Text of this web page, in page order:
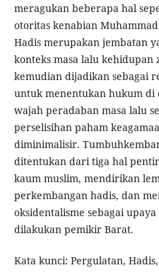
meragukan beberapa hal
otoritas kenabian
Hadis merupakan jembatan
konteks masa lalu kehidupan
kemudian dijadikan sebagai
untuk menentukan hukum di
wajah peradaban masa lalu
perselisihan paham
diminimalisir.
ditentukan dari tiga hal
kaum muslim, mendirikan
perkembangan hadis, dan
oksidentalisme sebagai
dilakukan pemikir Barat.
Kata kunci: Pergulatan,